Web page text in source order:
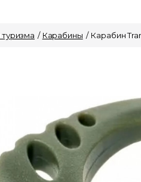
/ Карабины / Карабин